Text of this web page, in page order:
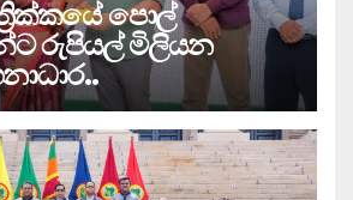
පොල්
රුපියල් මිලියන